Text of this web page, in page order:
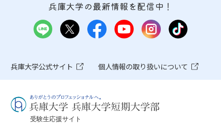
兵庫大学の最新情報を配信中！
兵庫大学公式サイト 個人情報の取り扱いについて